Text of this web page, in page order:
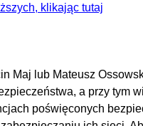
klikając tutaj
Maj lub Mateusz
a przy tym
poświęconych